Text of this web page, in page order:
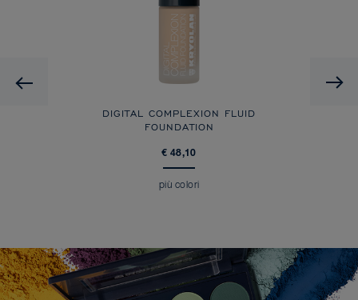
Previous
DIGITAL COMPLEXION FLUID
FOUNDATION
€ 48,10
più colori